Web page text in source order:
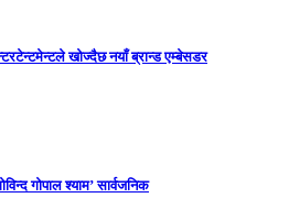
खोज्दैछ नयाँ ब्रान्ड एम्बेसडर
गोपाल श्याम’ सार्वजनिक